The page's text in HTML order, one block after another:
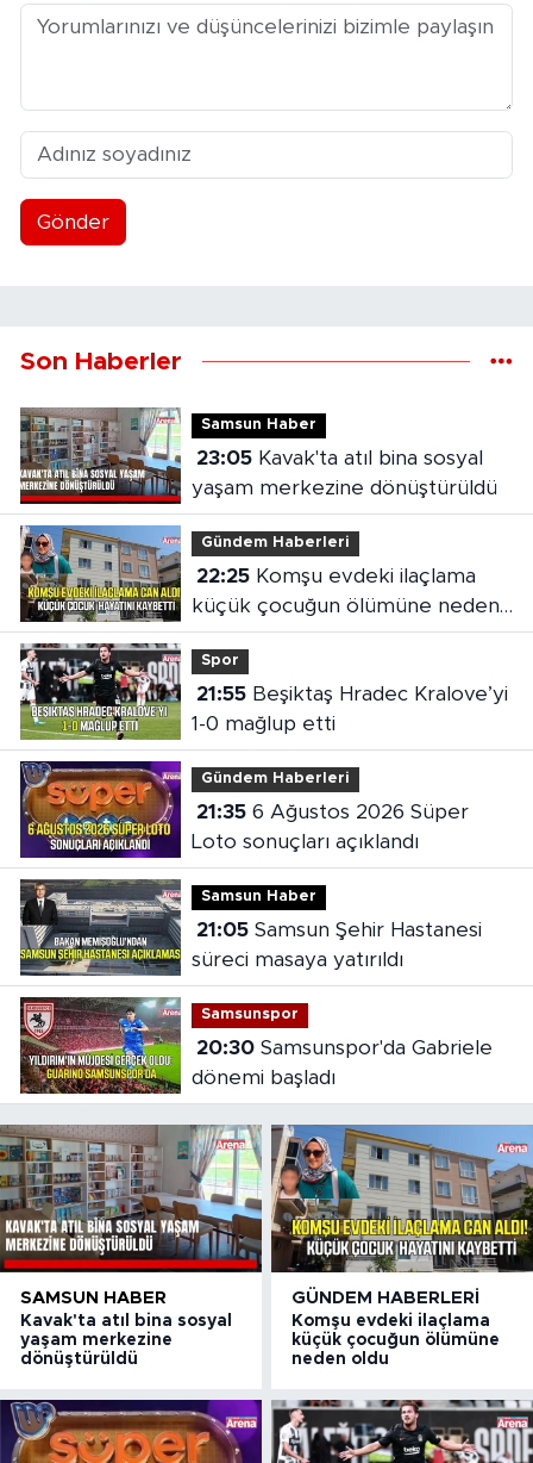
Gönder
Son Haberler
Samsun Haber
23:05Kavak'ta atıl bina sosyal
yaşam merkezine dönüştürüldü
Gündem Haberleri
22:25Komşu evdeki ilaçlama
küçük çocuğun ölümüne neden
oldu
Spor
21:55Beşiktaş Hradec Kralove’yi
1-0 mağlup etti
Gündem Haberleri
21:356 Ağustos 2026 Süper
Loto sonuçları açıklandı
Samsun Haber
21:05Samsun Şehir Hastanesi
süreci masaya yatırıldı
Samsunspor
20:30Samsunspor'da Gabriele
dönemi başladı
SAMSUN HABER
Kavak'ta atıl bina sosyal
yaşam merkezine
dönüştürüldü
GÜNDEM HABERLERI
Komşu evdeki ilaçlama
küçük çocuğun ölümüne
neden oldu